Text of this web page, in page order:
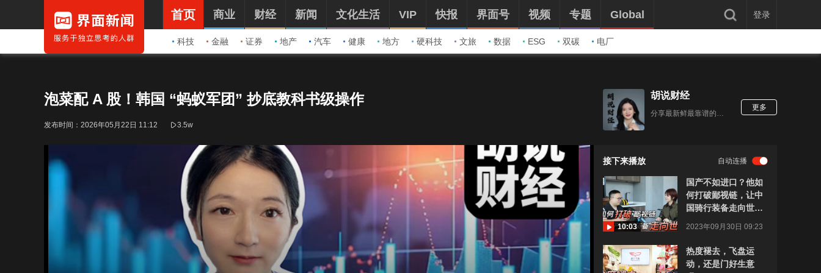
首页
科技 金融 证券 地产 汽车 健康 地方 硬科技 文旅 数据 ESG 双碳 电厂
商业 财经 新闻 文化生活 VIP 快报 界面号 视频 专题 Global 登录
泡菜配 A 股！韩国 “蚂蚁军团” 抄底教科书级操作
发布时间： 2026年05月22日 11:12 3.5w
胡说财经
分享最新鲜最靠谱的财经知识和金融圈八卦。
更多
接下来播放 自动连播
10:03
国产不如进口？他如
何打破鄙视链，让中
国骑行装备走向世
2023年09月30日 09:23
热度褪去，飞盘运
动，还是门好生意